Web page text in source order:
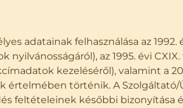
adatainak felhasználása az 1992.
az 1995. évi
kezeléséről), valamint a
értelmében történik. A
feltételeinek későbbi bizonyítása